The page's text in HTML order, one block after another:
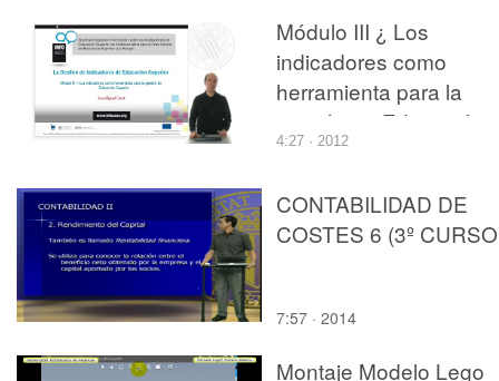
Módulo III ¿ Los
indicadores como
herramienta para la
gestión en Educación
Superior
4:27 · 2012
CONTABILIDAD DE
COSTES 6 (3º
7:57 · 2014
Montaje Modelo Lego